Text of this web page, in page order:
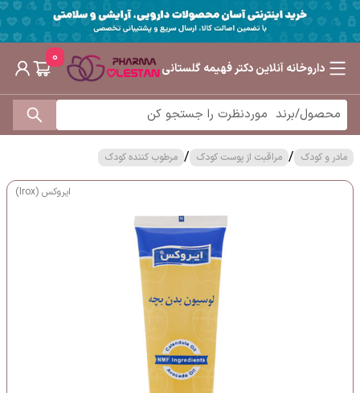
داروخانه آنلاین دکتر فهیمه گلستانی
0
مادر و کودک / مراقبت از پوست کودک / مرطوب کننده کودک
ایروکس (Irox)